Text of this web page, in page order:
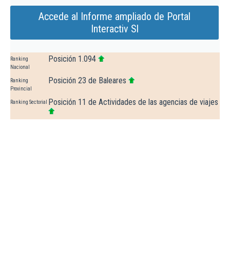
Accede al Informe ampliado de Portal
Interactiv Sl
Ranking
Nacional
Posición 1.094
Ranking
Provincial
Posición 23 de Baleares
Ranking Sectorial Posición 11 de Actividades de las agencias de viajes